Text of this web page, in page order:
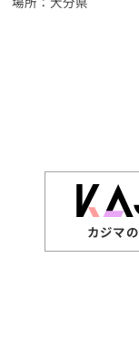
場所：大分県
カジマの